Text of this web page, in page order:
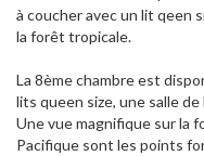
à coucher avec un lit qeen
la forêt tropicale.
La 8ème chambre est
lits queen size, une salle
Une vue magnifique sur la
Pacifique sont les points